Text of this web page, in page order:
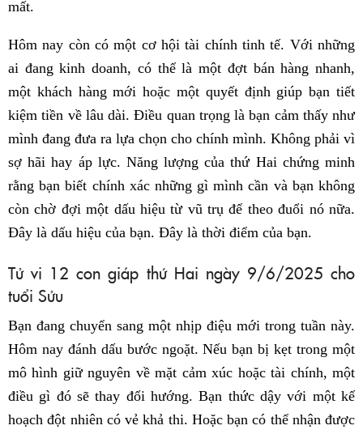
mất.
Hôm nay còn có một cơ hội tài chính tinh tế. Với những
ai đang kinh doanh, có thể là một đợt bán hàng nhanh,
một khách hàng mới hoặc một quyết định giúp bạn tiết
kiệm tiền về lâu dài. Điều quan trọng là bạn cảm thấy như
mình đang đưa ra lựa chọn cho chính mình. Không phải vì
sợ hãi hay áp lực. Năng lượng của thứ Hai chứng minh
rằng bạn biết chính xác những gì mình cần và bạn không
còn chờ đợi một dấu hiệu từ vũ trụ để theo đuổi nó nữa.
Đây là dấu hiệu của bạn. Đây là thời điểm của bạn.
Tử vi 12 con giáp thứ Hai ngày 9/6/2025 cho
tuổi Sửu
Bạn đang chuyển sang một nhịp điệu mới trong tuần này.
Hôm nay đánh dấu bước ngoặt. Nếu bạn bị kẹt trong một
mô hình giữ nguyên về mặt cảm xúc hoặc tài chính, một
điều gì đó sẽ thay đổi hướng. Bạn thức dậy với một kế
hoạch đột nhiên có vẻ khả thi. Hoặc bạn có thể nhận được